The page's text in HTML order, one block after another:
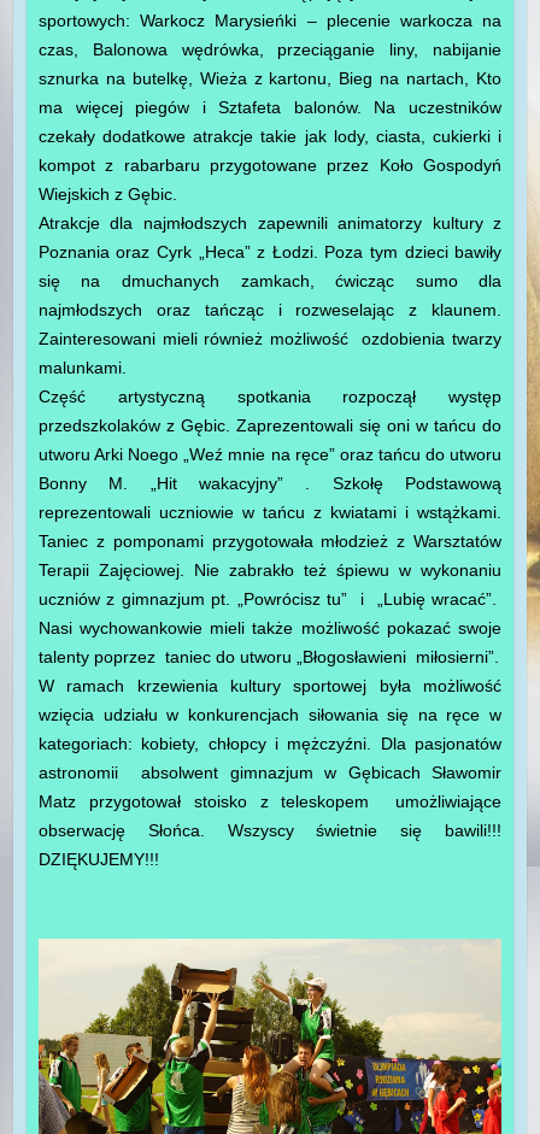
sportowych: Warkocz Marysieńki – plecenie warkocza na
czas, Balonowa wędrówka, przeciąganie liny, nabijanie
sznurka na butelkę, Wieża z kartonu, Bieg na nartach, Kto
ma więcej piegów i Sztafeta balonów. Na uczestników
czekały dodatkowe atrakcje takie jak lody, ciasta, cukierki i
kompot z rabarbaru przygotowane przez Koło Gospodyń
Wiejskich z Gębic.
Atrakcje dla najmłodszych zapewnili animatorzy kultury z
Poznania oraz Cyrk „Heca” z Łodzi. Poza tym dzieci bawiły
się na dmuchanych zamkach, ćwicząc sumo dla
najmłodszych oraz tańcząc i rozweselając z klaunem.
Zainteresowani mieli również możliwość ozdobienia twarzy
malunkami.
Część artystyczną spotkania rozpoczął występ
przedszkolaków z Gębic. Zaprezentowali się oni w tańcu do
utworu Arki Noego „Weź mnie na ręce” oraz tańcu do utworu
Bonny M. „Hit wakacyjny” . Szkołę Podstawową
reprezentowali uczniowie w tańcu z kwiatami i wstążkami.
Taniec z pomponami przygotowała młodzież z Warsztatów
Terapii Zajęciowej. Nie zabrakło też śpiewu w wykonaniu
uczniów z gimnazjum pt. „Powrócisz tu” i „Lubię wracać”.
Nasi wychowankowie mieli także możliwość pokazać swoje
talenty poprzez taniec do utworu „Błogosławieni miłosierni”.
W ramach krzewienia kultury sportowej była możliwość
wzięcia udziału w konkurencjach siłowania się na ręce w
kategoriach: kobiety, chłopcy i mężczyźni. Dla pasjonatów
astronomii absolwent gimnazjum w Gębicach Sławomir
Matz przygotował stoisko z teleskopem umożliwiające
obserwację Słońca. Wszyscy świetnie się bawili!!!
DZIĘKUJEMY!!!